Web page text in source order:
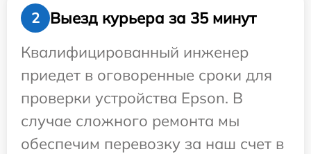
2
Выезд курьера за 35 минут
Квалифицированный инженер
приедет в оговоренные сроки для
проверки устройства Epson. В
случае сложного ремонта мы
обеспечим перевозку за наш счет в